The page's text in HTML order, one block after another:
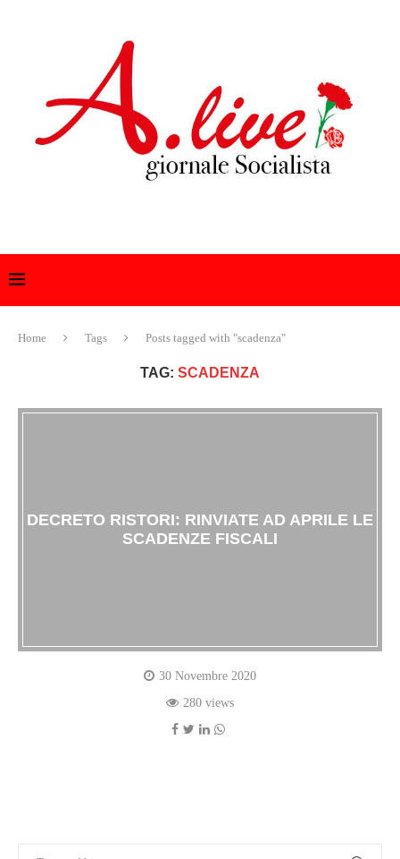
Home Tags Posts tagged with "scadenza"
TAG: SCADENZA
DECRETO RISTORI: RINVIATE AD APRILE LE
SCADENZE FISCALI
30 Novembre 2020
280 views